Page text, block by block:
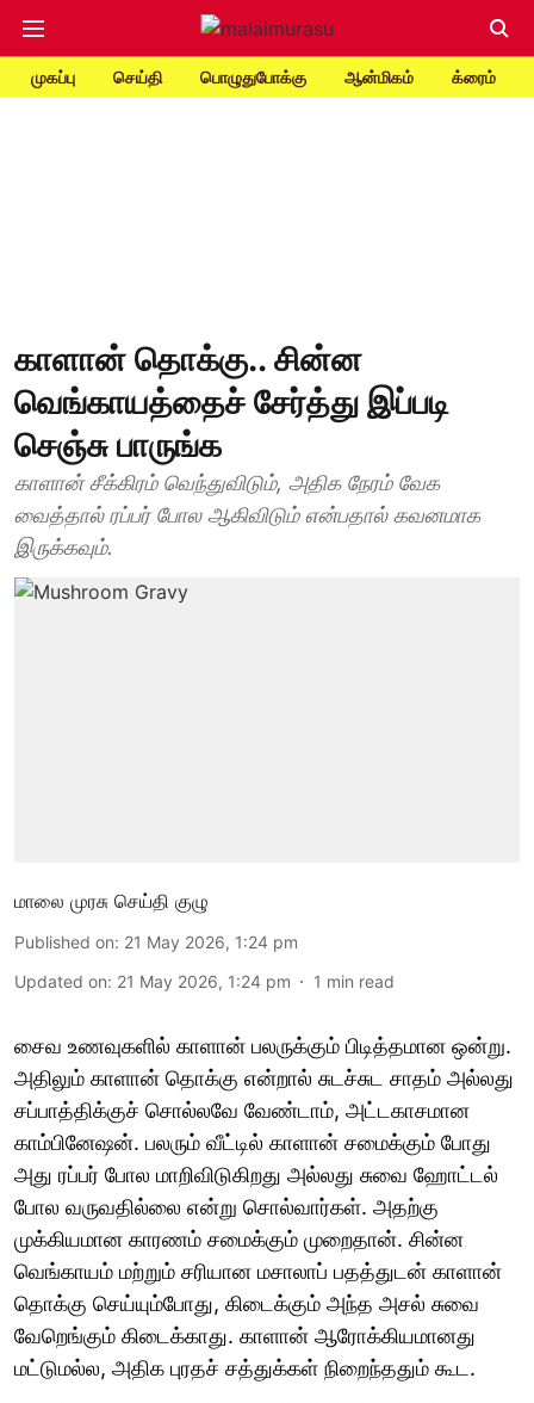
முகப்பு செய்தி பொழுதுபோக்கு ஆன்மிகம் க்ரைம்
காளான் தொக்கு.. சின்ன
வெங்காயத்தைச் சேர்த்து இப்படி
செஞ்சு பாருங்க
காளான் சீக்கிரம் வெந்துவிடும், அதிக நேரம் வேக
வைத்தால் ரப்பர் போல ஆகிவிடும் என்பதால் கவனமாக
இருக்கவும்.
மாலை முரசு செய்தி குழு
Published on: 21 May 2026, 1:24 pm
Updated on: 21 May 2026, 1:24 pm 1 min read
சைவ உணவுகளில் காளான் பலருக்கும் பிடித்தமான ஒன்று.
அதிலும் காளான் தொக்கு என்றால் சுடச்சுட சாதம் அல்லது
சப்பாத்திக்குச் சொல்லவே வேண்டாம், அட்டகாசமான
காம்பினேஷன். பலரும் வீட்டில் காளான் சமைக்கும் போது
அது ரப்பர் போல மாறிவிடுகிறது அல்லது சுவை ஹோட்டல்
போல வருவதில்லை என்று சொல்வார்கள். அதற்கு
முக்கியமான காரணம் சமைக்கும் முறைதான். சின்ன
வெங்காயம் மற்றும் சரியான மசாலாப் பதத்துடன் காளான்
தொக்கு செய்யும்போது, கிடைக்கும் அந்த அசல் சுவை
வேறெங்கும் கிடைக்காது. காளான் ஆரோக்கியமானது
மட்டுமல்ல, அதிக புரதச் சத்துக்கள் நிறைந்ததும் கூட.